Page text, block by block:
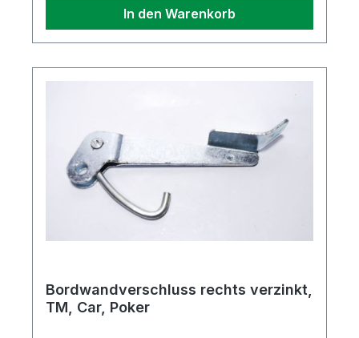
In den Warenkorb
Bordwandverschluss rechts verzinkt,
TM, Car, Poker